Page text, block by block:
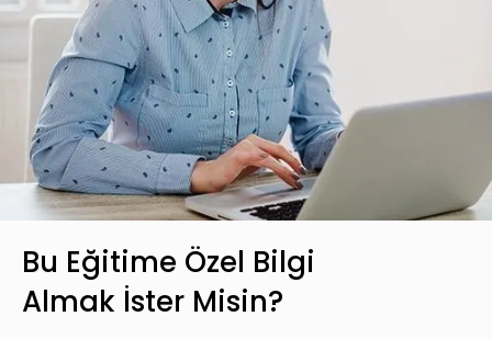
Bu Eğitime Özel Bilgi
Almak İster Misin?